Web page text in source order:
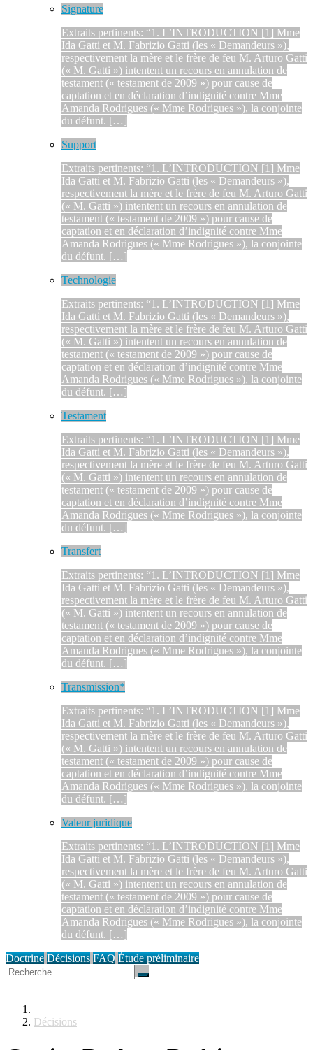
Signature
Extraits pertinents: “1. L’INTRODUCTION [1] Mme
Ida Gatti et M. Fabrizio Gatti (les « Demandeurs »),
respectivement la mère et le frère de feu M. Arturo Gatti
(« M. Gatti ») intentent un recours en annulation de
testament (« testament de 2009 ») pour cause de
captation et en déclaration d’indignité contre Mme
Amanda Rodrigues (« Mme Rodrigues »), la conjointe
du défunt. […]
Support
Extraits pertinents: “1. L’INTRODUCTION [1] Mme
Ida Gatti et M. Fabrizio Gatti (les « Demandeurs »),
respectivement la mère et le frère de feu M. Arturo Gatti
(« M. Gatti ») intentent un recours en annulation de
testament (« testament de 2009 ») pour cause de
captation et en déclaration d’indignité contre Mme
Amanda Rodrigues (« Mme Rodrigues »), la conjointe
du défunt. […]
Technologie
Extraits pertinents: “1. L’INTRODUCTION [1] Mme
Ida Gatti et M. Fabrizio Gatti (les « Demandeurs »),
respectivement la mère et le frère de feu M. Arturo Gatti
(« M. Gatti ») intentent un recours en annulation de
testament (« testament de 2009 ») pour cause de
captation et en déclaration d’indignité contre Mme
Amanda Rodrigues (« Mme Rodrigues »), la conjointe
du défunt. […]
Testament
Extraits pertinents: “1. L’INTRODUCTION [1] Mme
Ida Gatti et M. Fabrizio Gatti (les « Demandeurs »),
respectivement la mère et le frère de feu M. Arturo Gatti
(« M. Gatti ») intentent un recours en annulation de
testament (« testament de 2009 ») pour cause de
captation et en déclaration d’indignité contre Mme
Amanda Rodrigues (« Mme Rodrigues »), la conjointe
du défunt. […]
Transfert
Extraits pertinents: “1. L’INTRODUCTION [1] Mme
Ida Gatti et M. Fabrizio Gatti (les « Demandeurs »),
respectivement la mère et le frère de feu M. Arturo Gatti
(« M. Gatti ») intentent un recours en annulation de
testament (« testament de 2009 ») pour cause de
captation et en déclaration d’indignité contre Mme
Amanda Rodrigues (« Mme Rodrigues »), la conjointe
du défunt. […]
Transmission*
Extraits pertinents: “1. L’INTRODUCTION [1] Mme
Ida Gatti et M. Fabrizio Gatti (les « Demandeurs »),
respectivement la mère et le frère de feu M. Arturo Gatti
(« M. Gatti ») intentent un recours en annulation de
testament (« testament de 2009 ») pour cause de
captation et en déclaration d’indignité contre Mme
Amanda Rodrigues (« Mme Rodrigues »), la conjointe
du défunt. […]
Valeur juridique
Extraits pertinents: “1. L’INTRODUCTION [1] Mme
Ida Gatti et M. Fabrizio Gatti (les « Demandeurs »),
respectivement la mère et le frère de feu M. Arturo Gatti
(« M. Gatti ») intentent un recours en annulation de
testament (« testament de 2009 ») pour cause de
captation et en déclaration d’indignité contre Mme
Amanda Rodrigues (« Mme Rodrigues »), la conjointe
du défunt. […]
Doctrine Décisions FAQ Étude préliminaire
Décisions